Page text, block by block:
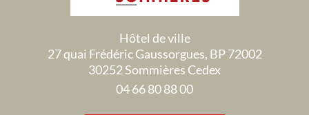
Hôtel de ville
27 quai Frédéric Gaussorgues, BP 72002
30252 Sommières Cedex
04 66 80 88 00